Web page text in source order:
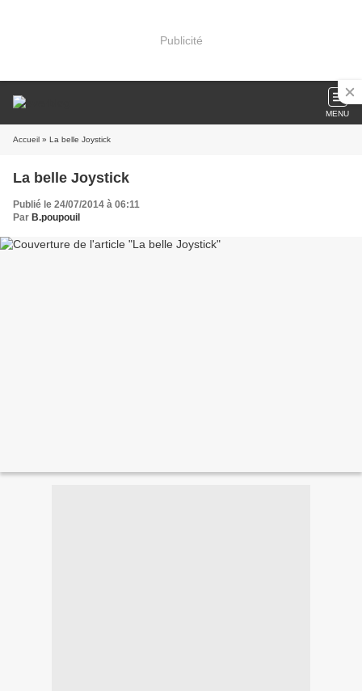
Publicité
MENU
Accueil » La belle Joystick
La belle Joystick
Publié le 24/07/2014 à 06:11
Par B.poupouil